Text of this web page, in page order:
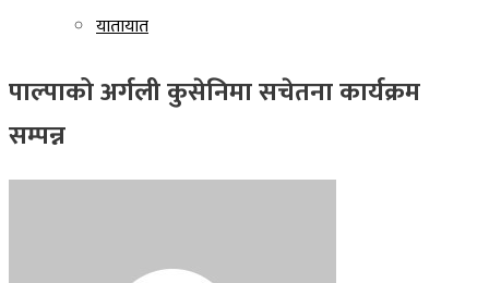
यातायात
पाल्पाको अर्गली कुसेनिमा सचेतना कार्यक्रम
सम्पन्न